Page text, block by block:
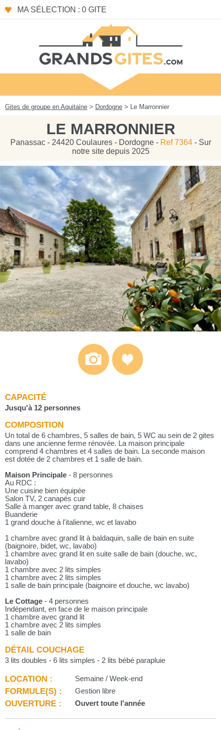
MA SÉLECTION : 0 GITE
Gites de groupe en Aquitaine > Dordogne > Le Marronnier
LE MARRONNIER
Panassac - 24420 Coulaures - Dordogne - Ref 7364- Sur
notre site depuis 2025
CAPACITÉ
Jusqu'à 12 personnes
COMPOSITION
Un total de 6 chambres, 5 salles de bain, 5 WC au sein de 2 gites
dans une ancienne ferme rénovée. La maison principale
comprend 4 chambres et 4 salles de bain. La seconde maison
est dotée de 2 chambres et 1 salle de bain.
Maison Principale - 8 personnes
Au RDC :
Une cuisine bien équipée
Salon TV, 2 canapés cuir
Salle à manger avec grand table, 8 chaises
Buanderie
1 grand douche à l'italienne, wc et lavabo
1 chambre avec grand lit à baldaquin, salle de bain en suite
(baignoire, bidet, wc, lavabo)
1 chambre avec grand lit en suite salle de bain (douche, wc,
lavabo)
1 chambre avec 2 lits simples
1 chambre avec 2 lits simples
1 salle de bain principale (baignoire et douche, wc lavabo)
Le Cottage - 4 personnes
Indépendant, en face de le maison principale
1 chambre avec grand lit
1 chambre avec 2 lits simples
1 salle de bain
DÉTAIL COUCHAGE
3 lits doubles - 6 lits simples - 2 lits bébé parapluie
LOCATION : Semaine / Week-end
FORMULE(S) : Gestion libre
OUVERTURE : Ouvert toute l'année
Panneau de gestion des cookies